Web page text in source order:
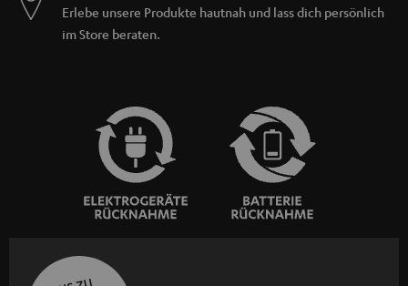
Erlebe unsere Produkte hautnah und lass dich persönlich
im Store beraten.